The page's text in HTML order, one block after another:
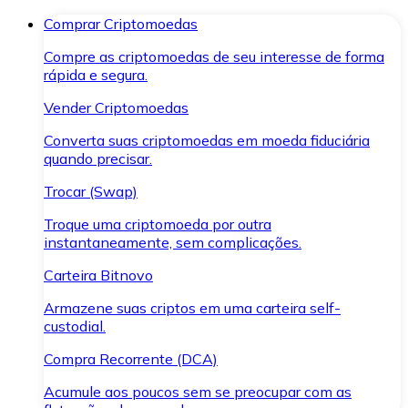
Comprar Criptomoedas
Compre as criptomoedas de seu interesse de forma
rápida e segura.
Vender Criptomoedas
Converta suas criptomoedas em moeda fiduciária
quando precisar.
Trocar (Swap)
Troque uma criptomoeda por outra
instantaneamente, sem complicações.
Carteira Bitnovo
Armazene suas criptos em uma carteira self-
custodial.
Compra Recorrente (DCA)
Acumule aos poucos sem se preocupar com as